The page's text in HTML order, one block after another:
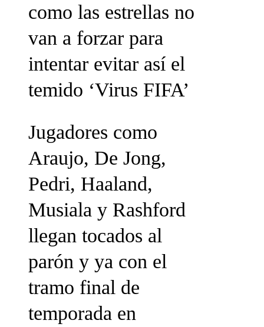
como las estrellas no
van a forzar para
intentar evitar así el
temido ‘Virus FIFA’
Jugadores como
Araujo, De Jong,
Pedri, Haaland,
Musiala y Rashford
llegan tocados al
parón y ya con el
tramo final de
temporada en